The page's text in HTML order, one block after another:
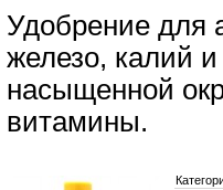
Удобрение для
железо, калий
насыщенной
витамины.